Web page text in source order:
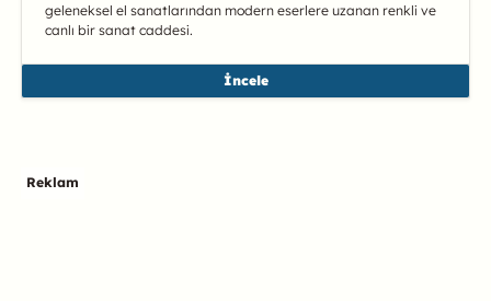
geleneksel el sanatlarından modern eserlere uzanan renkli ve
canlı bir sanat caddesi.
İncele
Reklam